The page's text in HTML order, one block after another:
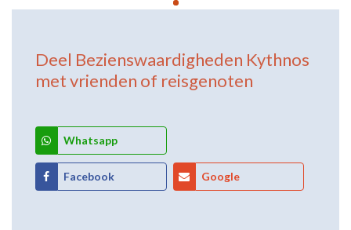
Deel Bezienswaardigheden Kythnos
met vrienden of reisgenoten
Whatsapp
Facebook Google